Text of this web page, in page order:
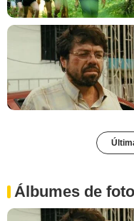
Álbumes de